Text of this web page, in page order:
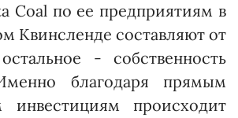
Coal по ее предприятиям в
Квинсленде составляют от
- собственность
благодаря прямым
инвестициям происходит